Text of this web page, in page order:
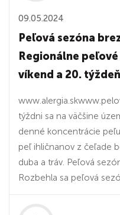
09.05.2024
Peľová sezóna
Regionálne
víkend a 20. týždeň
týždni sa na väčšine
denné koncentrácie
peľ ihličnanov z čeľade
duba a tráv. Peľová
Rozbehla sa peľová